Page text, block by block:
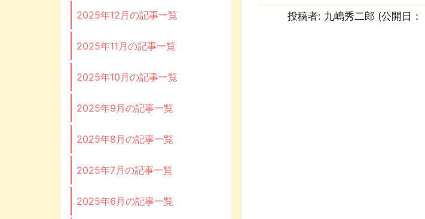
投稿者: 九嶋秀二郎 (公開日：
2025年12月の記事一覧
2025年11月の記事一覧
2025年10月の記事一覧
2025年9月の記事一覧
2025年8月の記事一覧
2025年7月の記事一覧
2025年6月の記事一覧